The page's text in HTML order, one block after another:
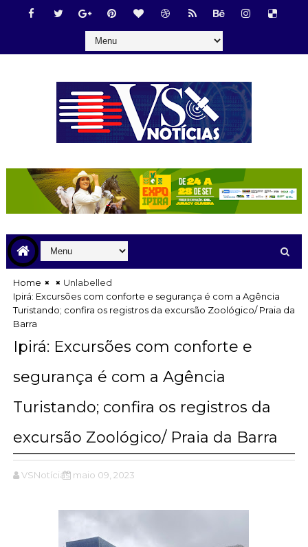
Home
Unlabelled
Ipirá: Excursões com conforte e segurança é com a Agência
Turistando; confira os registros da excursão Zoológico/ Praia da
Barra
Ipirá: Excursões com conforte e
segurança é com a Agência
Turistando; confira os registros da
excursão Zoológico/ Praia da Barra
VSNotícias maio 09, 2023